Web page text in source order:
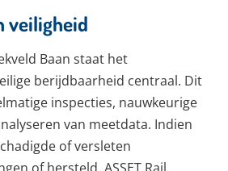
veiligheid
Baan staat het
berijdbaarheid centraal. Dit
inspecties, nauwkeurige
van meetdata. Indien
of versleten